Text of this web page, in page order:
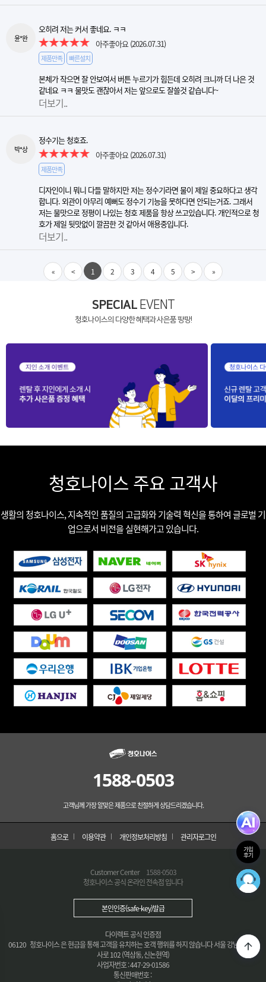
윤*완
오히려 저는 커서 좋네요. ㅋㅋ
아주좋아요(2026.07.31)
제품만족 빠른설치
본체가 작으면 잘 안보여서 버튼 누르기가 힘든데 오히려 크니까 더 나은 것
같네요 ㅋㅋ 물맛도 괜찮아서 저는 앞으로도 잘쓸것 같습니다~
더보기..
박*상
정수기는 청호죠.
아주좋아요(2026.07.31)
제품만족
디자인이니 뭐니 다들 말하지만 저는 정수기라면 물이 제일 중요하다고 생각
합니다. 외관이 아무리 예뻐도 정수기 기능을 못하다면 안되는거죠. 그래서
저는 물맛으로 정평이 나있는 청호 제품을 항상 쓰고있습니다. 개인적으로 청
호가 제일 뒷맛없이 깔끔한 것 같아서 애용중입니다.
더보기..
« < 1 2 3 4 5 > »
SPECIALEVENT
청호나이스의 다양한 혜택과 사은품 팡팡!
청호나이스 주요 고객사
생활의 청호나이스, 지속적인 품질의 고급화와 기술력 혁신을 통하여 글로벌 기
업으로서 비전을 실현해가고 있습니다.
1588-0503
고객님께 가장 알맞은 제품으로 친절하게 상담드리겠습니다.
홈으로 이용약관 개인정보처리방침 관리자로그인
Customer Center
1588-0503
청호나이스 공식 온라인 전속점 입니다
본인인증(safe-key)발급
다이렉트 공식 인증점
06120 청호나이스 은 현금을 통해 고객을 유치하는 호객 행위를 하지 않습니다 서울 강남구 봉은
사로 102 (역삼동, 신논현역)
사업자번호 : 447-29-01586
통신판매번호 :
가입
후기